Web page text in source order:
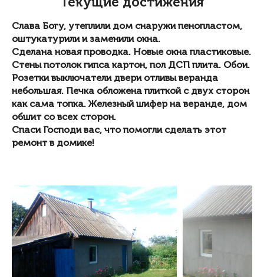
Текущие достижения
Слава Богу, утеплили дом снаружи пенопластом,
оштукатурили и заменили окна.
Сделана новая проводка. Новые окна пластиковые.
Стены потолок гипса картон, пол ДСП плита. Обои.
Розетки выключатели двери отливы веранда
небольшая. Печка обложена плиткой с двух сторон
как сама топка. Железный шифер на веранде, дом
обшит со всех сторон.
Спаси Господи вас, что помогли сделать этот
ремонт в домике!